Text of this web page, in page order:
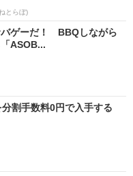
とらぼ)
ゲーだ！ BBQしながら
ASOB...
割手数料0円で入手する